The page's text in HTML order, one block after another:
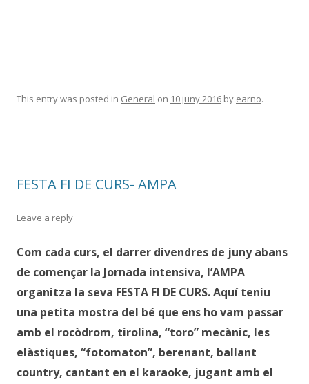
This entry was posted in General on 10 juny 2016 by earno.
FESTA FI DE CURS- AMPA
Leave a reply
Com cada curs, el darrer divendres de juny abans
de començar la Jornada intensiva, l’AMPA
organitza la seva FESTA FI DE CURS. Aquí teniu
una petita mostra del bé que ens ho vam passar
amb el rocòdrom, tirolina, “toro” mecànic, les
elàstiques, “fotomaton”, berenant, ballant
country, cantant en el karaoke, jugant amb el